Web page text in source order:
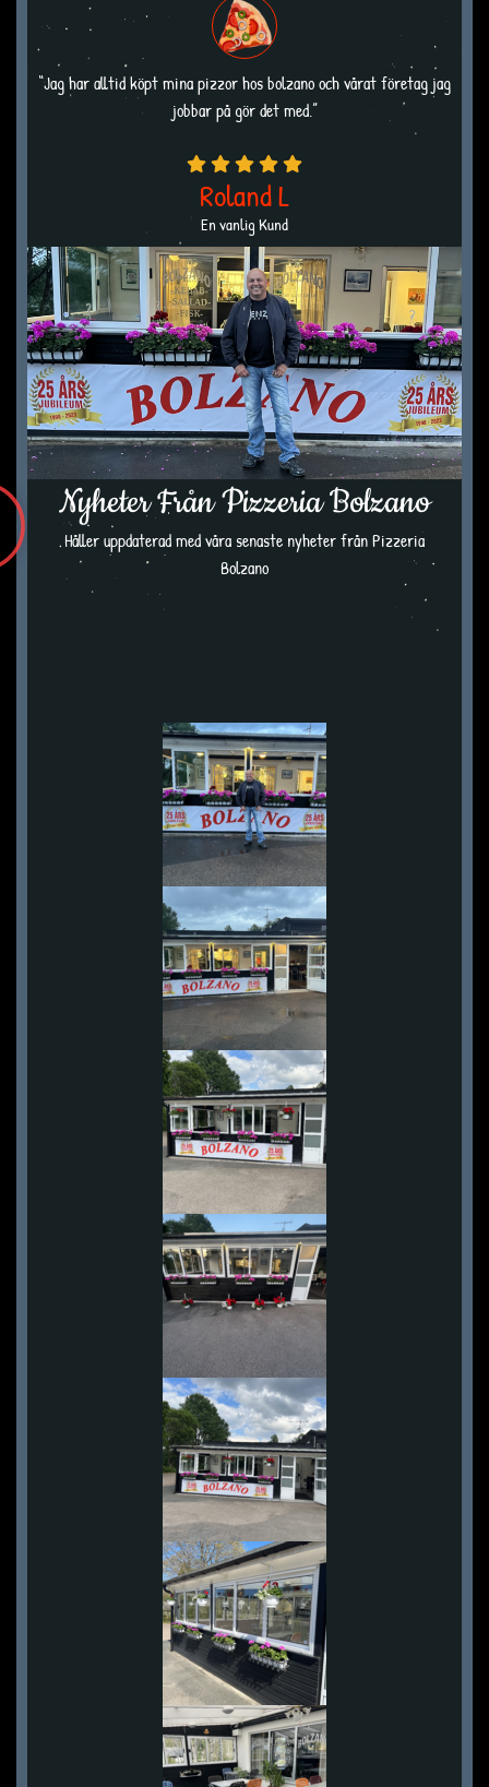
“Jag har alltid köpt mina pizzor hos bolzano och vårat företag jag
jobbar på gör det med.”
Roland L
En vanlig Kund
Nyheter Från Pizzeria Bolzano
Håller uppdaterad med våra senaste nyheter från Pizzeria
Bolzano